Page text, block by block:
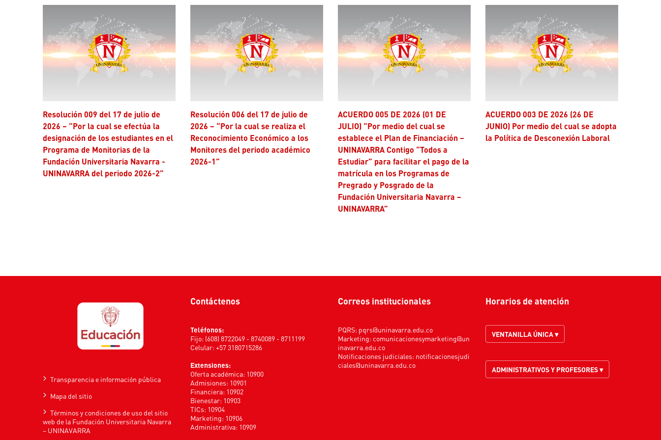
Resolución 009 del 17 de julio de
2026 – “Por la cual se efectúa la
designación de los estudiantes en el
Programa de Monitorias de la
Fundación Universitaria Navarra -
UNINAVARRA del periodo 2026-2”
Resolución 006 del 17 de julio de
2026 – “Por la cual se realiza el
Reconocimiento Económico a los
Monitores del periodo académico
2026-1”
ACUERDO 005 DE 2026 (01 DE
JULIO) “Por medio del cual se
establece el Plan de Financiación –
UNINAVARRA Contigo “Todos a
Estudiar” para facilitar el pago de la
matrícula en los Programas de
Pregrado y Posgrado de la
Fundación Universitaria Navarra –
UNINAVARRA”
ACUERDO 003 DE 2026 (26 DE
JUNIO) Por medio del cual se adopta
la Política de Desconexión Laboral
Transparencia e información pública
Mapa del sitio
Términos y condiciones de uso del sitio
web de la Fundación Universitaria Navarra
– UNINAVARRA
Contáctenos
Teléfonos:
Fijo: (608) 8722049 - 8740089 - 8711199
Celular: +57 3180715286
Extensiones:
Oferta académica: 10900
Admisiones: 10901
Financiera: 10902
Bienestar: 10903
TICs: 10904
Marketing: 10906
Administrativa: 10909
Correos institucionales
PQRS: pqrs@uninavarra.edu.co
Marketing: comunicacionesymarketing@un
inavarra.edu.co
Notificaciones judiciales: notificacionesjudi
ciales@uninavarra.edu.co
Horarios de atención
VENTANILLA ÚNICA ▾
ADMINISTRATIVOS Y PROFESORES ▾